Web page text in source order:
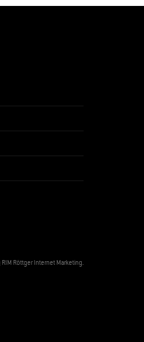
RIM Röttger Internet Marketing.